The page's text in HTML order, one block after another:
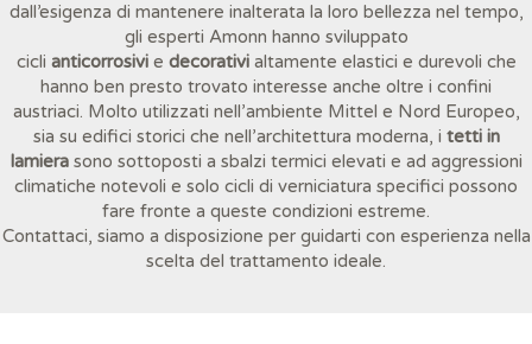
dall’esigenza di mantenere inalterata la loro bellezza nel tempo,
gli esperti Amonn hanno sviluppato
cicli anticorrosivi e decorativi altamente elastici e durevoli che
hanno ben presto trovato interesse anche oltre i confini
austriaci. Molto utilizzati nell’ambiente Mittel e Nord Europeo,
sia su edifici storici che nell’architettura moderna, i tetti in
lamierasono sottoposti a sbalzi termici elevati e ad aggressioni
climatiche notevoli e solo cicli di verniciatura specifici possono
fare fronte a queste condizioni estreme.
Contattaci, siamo a disposizione per guidarti con esperienza nella
scelta del trattamento ideale.